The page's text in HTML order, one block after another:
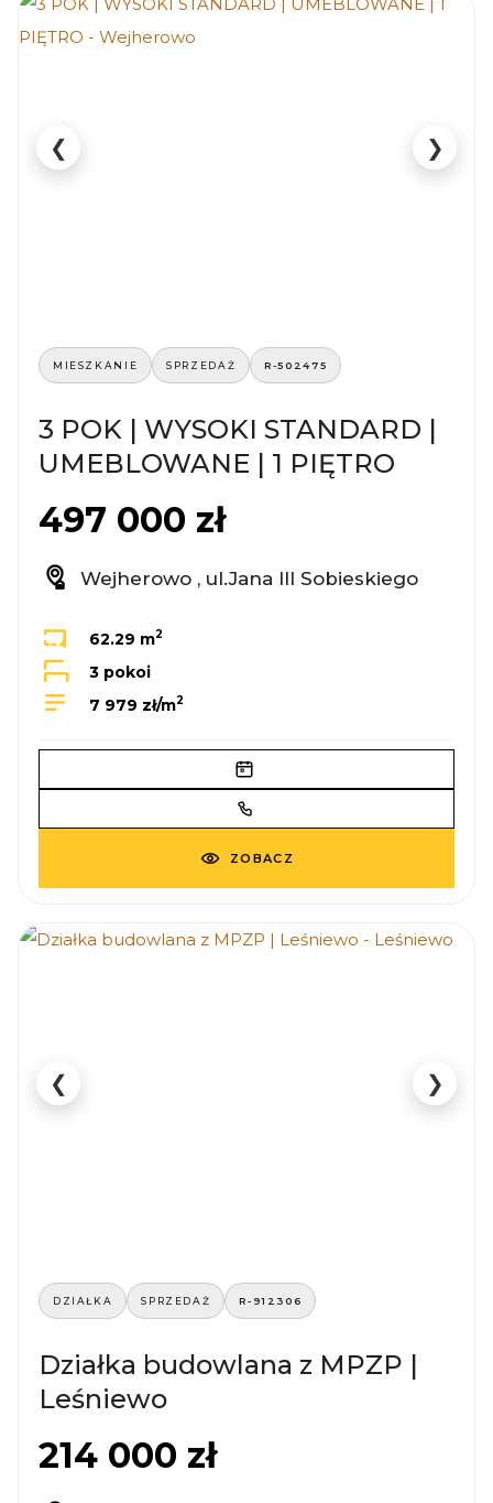
❮ ❯
MIESZKANIE SPRZEDAŻ R-502475
3 POK | WYSOKI STANDARD |
UMEBLOWANE | 1 PIĘTRO
497 000 zł
Wejherowo , ul.Jana III Sobieskiego
62.29 m2
3 pokoi
7 979 zł/m2
ZOBACZ
❮ ❯
DZIAŁKA SPRZEDAŻ R-912306
Działka budowlana z MPZP |
Leśniewo
214 000 zł